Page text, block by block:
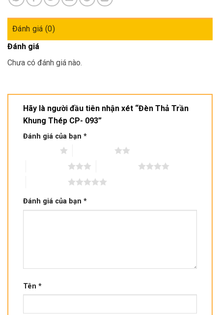
Đánh giá (0)
Đánh giá
Chưa có đánh giá nào.
Hãy là người đầu tiên nhận xét “Đèn Thả Trần
Khung Thép CP- 093”
Đánh giá của bạn *
Đánh giá của bạn *
Tên *